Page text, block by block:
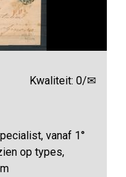
Kwaliteit: 0/✉
vanaf 1°
op types,